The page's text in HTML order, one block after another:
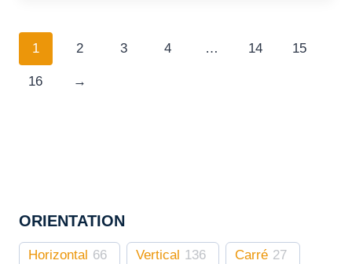
page
1 2 3 4 … 14 15
16 →
ORIENTATION
Horizontal 66 Vertical 136 Carré 27